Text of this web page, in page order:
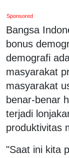
Sponsored
Bangsa
bonus
demografi
masyarakat
masyarakat
benar-benar
terjadi
produktivitas
"Saat ini kita